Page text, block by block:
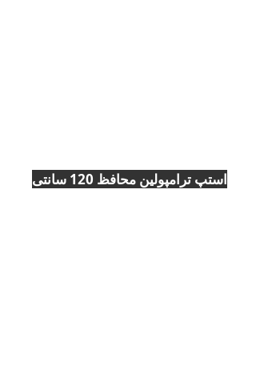
استپ ترامپولين محافظ 120 سانتی